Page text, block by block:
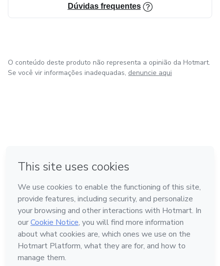
Dúvidas frequentes
O conteúdo deste produto não representa a opinião da Hotmart.
Se você vir informações inadequadas, denuncie aqui
Feito com ❤ na Cidade do México
Conheça a Hotmart
Idioma
Português